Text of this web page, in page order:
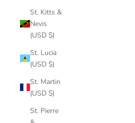
St. Kitts &
Nevis
(USD $)
St. Lucia
(USD $)
St. Martin
(USD $)
St. Pierre